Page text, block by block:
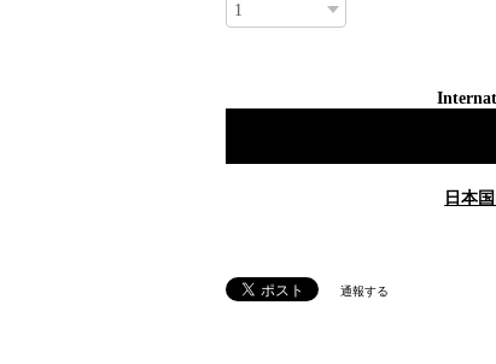
日本
通報する